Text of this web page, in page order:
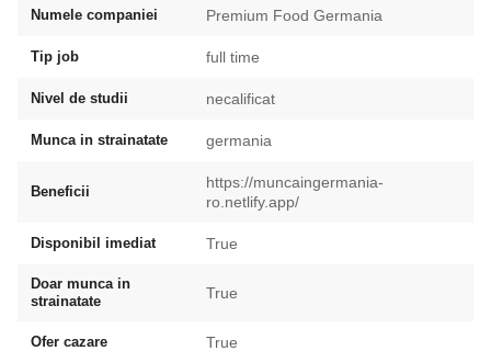
Numele companiei Premium Food Germania
Tip job full time
Nivel de studii necalificat
Munca in strainatate germania
Beneficii
https://muncaingermania-
ro.netlify.app/
Disponibil imediat True
Doar munca in
strainatate
True
Ofer cazare True